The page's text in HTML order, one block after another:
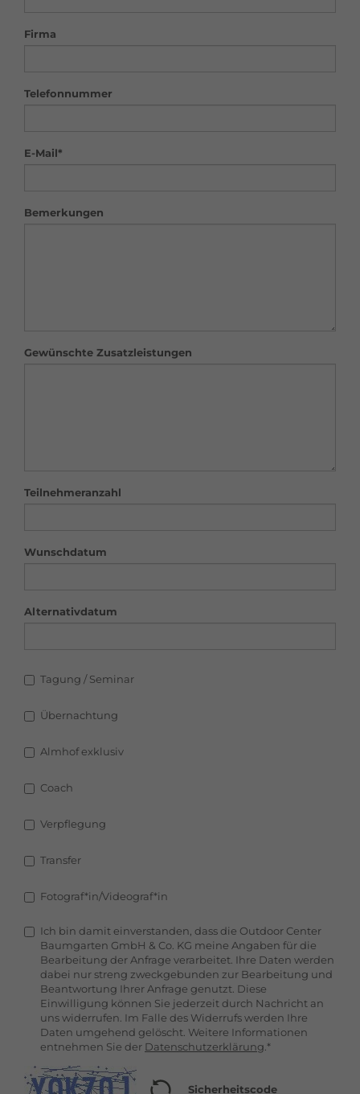
Firma
Telefonnummer
E-Mail*
Bemerkungen
Gewünschte Zusatzleistungen
Teilnehmeranzahl
Wunschdatum
Alternativdatum
Tagung / Seminar
Übernachtung
Almhof exklusiv
Coach
Verpflegung
Transfer
Fotograf*in/Videograf*in
Ich bin damit einverstanden, dass die Outdoor Center
Baumgarten GmbH & Co. KG meine Angaben für die
Bearbeitung der Anfrage verarbeitet. Ihre Daten werden
dabei nur streng zweckgebunden zur Bearbeitung und
Beantwortung Ihrer Anfrage genutzt. Diese
Einwilligung können Sie jederzeit durch Nachricht an
uns widerrufen. Im Falle des Widerrufs werden Ihre
Daten umgehend gelöscht. Weitere Informationen
entnehmen Sie der Datenschutzerklärung .*
Sicherheitscode